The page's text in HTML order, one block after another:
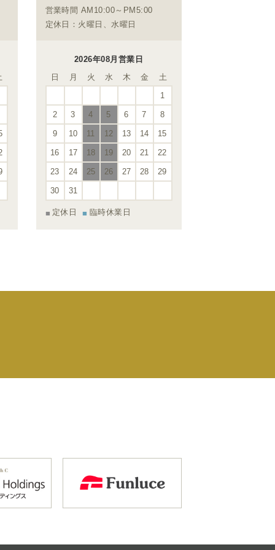
営業時間 AM10:00～PM5:00
定休日：火曜日、水曜日
2026年08月営業日
日
月 火 水 木 金
土
1
2 3 4 5 6 7 8
9 10 11 12 13 14 15
16 17 18 19 20 21 22
23 24 25 26 27 28 29
30 31
定休日 臨時休業日